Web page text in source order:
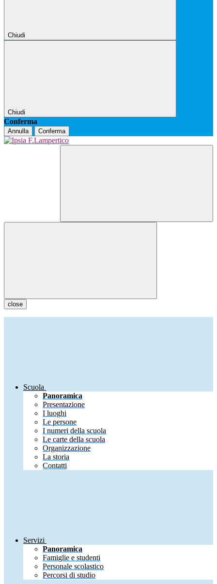
Chiudi
Chiudi
Conferma
Annulla Conferma
close
Scuola
Panoramica
Presentazione
I luoghi
Le persone
I numeri della scuola
Le carte della scuola
Organizzazione
La storia
Contatti
Servizi
Panoramica
Famiglie e studenti
Personale scolastico
Percorsi di studio